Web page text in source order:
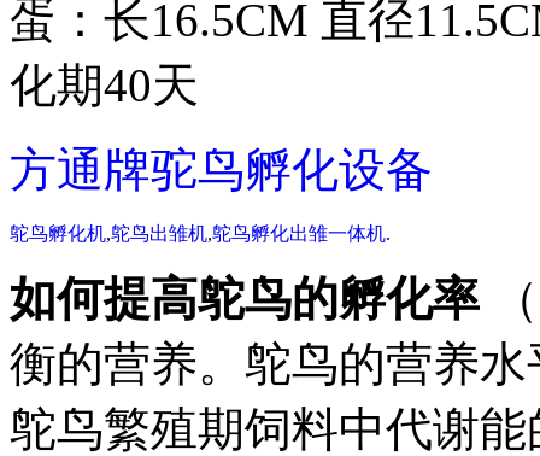
蛋：长16.5CM 直径
化期40天
方通牌驼鸟孵化设备
鸵鸟孵化机,鸵鸟出雏机,鸵鸟孵化出雏一体机.
如何提高鸵鸟的孵化率
衡的营养。鸵鸟的营养
鸵鸟繁殖期饲料中代谢